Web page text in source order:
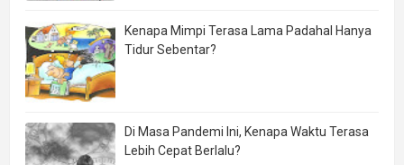
Kenapa Mimpi Terasa Lama Padahal Hanya
Tidur Sebentar?
Di Masa Pandemi Ini, Kenapa Waktu Terasa
Lebih Cepat Berlalu?